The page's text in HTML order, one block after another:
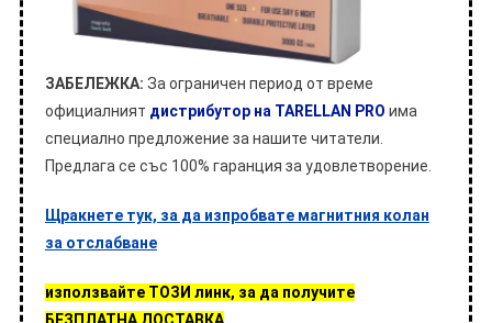
ЗАБЕЛЕЖКА: За ограничен период от време
официалният дистрибутор на TARELLAN PRO има
специално предложение за нашите читатели.
Предлага се със 100% гаранция за удовлетворение.
Щракнете тук, за да изпробвате магнитния колан
за отслабване
използвайте ТОЗИ линк, за да получите